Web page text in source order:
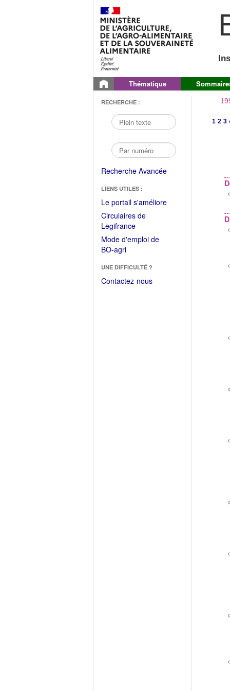
Thématique
RECHERCHE :
Recherche Avancée
LIENS UTILES :
Le portail s'améliore(Fichier
Circulaires de
Legifrance(Ouvrir
dans
une
fenêtre)
Mode d'emploi de
BO-agri(Ouvrir
une
nouvelle
UNE DIFFICULTÉ ?
Contactez-nous
1 2 3